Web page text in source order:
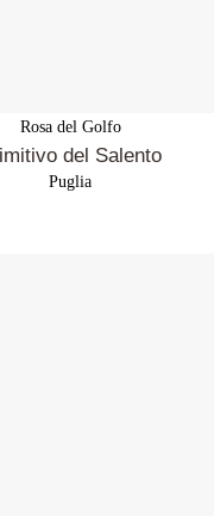
Rosa del Golfo
del Salento
Puglia